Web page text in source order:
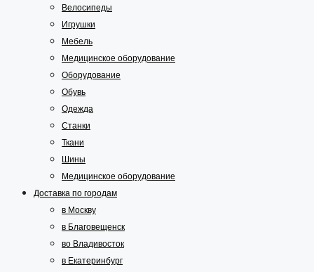
Велосипеды
Игрушки
Мебель
Медицинское оборудование
Оборудование
Обувь
Одежда
Станки
Ткани
Шины
Медицинское оборудование
Доставка по городам
в Москву
в Благовещенск
во Владивосток
в Екатеринбург